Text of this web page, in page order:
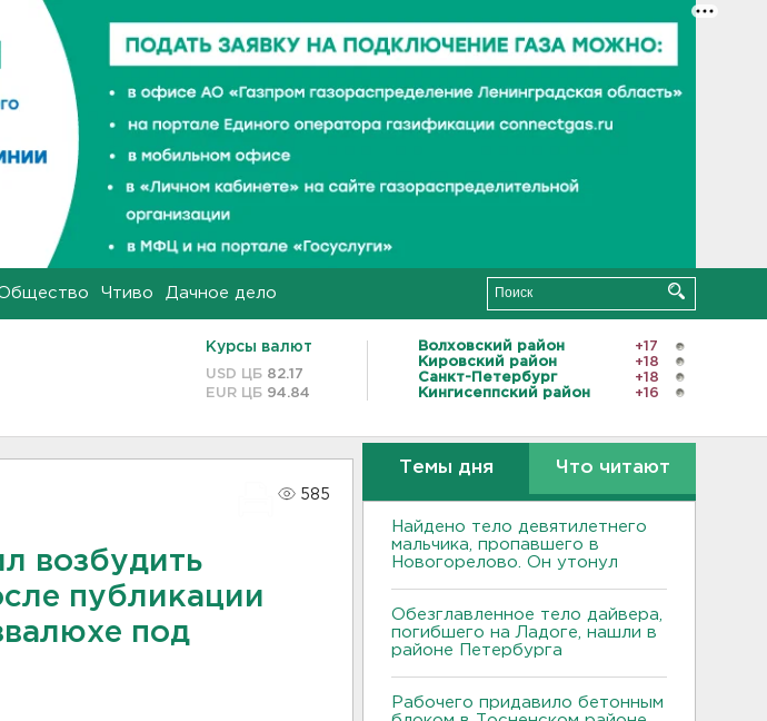
Чтиво Дачное дело
Курсы валют
USD ЦБ 82.17
EUR ЦБ 94.84
Волховский район
+17
Кировский район
+18
Санкт-Петербург
+18
Кингисеппский район
+16
585
возбудить
публикации
под
Темы дня Что читают
Найдено тело девятилетнего
мальчика, пропавшего в
Новогорелово. Он утонул
Обезглавленное тело дайвера,
погибшего на Ладоге, нашли в
районе Петербурга
Рабочего придавило бетонным